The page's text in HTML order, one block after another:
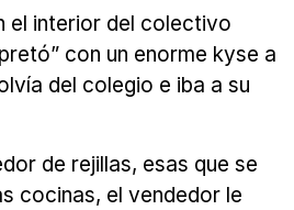
el interior del colectivo
con un enorme kyse a
del colegio e iba a su
de rejillas, esas que se
cocinas, el vendedor le